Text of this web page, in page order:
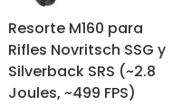
Resorte M160 para
Rifles Novritsch SSG y
Silverback SRS (~2.8
Joules, ~499 FPS)